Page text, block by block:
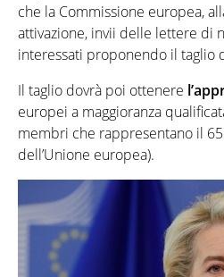
che la Commissione europea,
attivazione, invii delle lettere di
interessati proponendo il taglio
Il taglio dovrà poi ottenere
europei a maggioranza
membri che rappresentano il
dell’Unione europea).